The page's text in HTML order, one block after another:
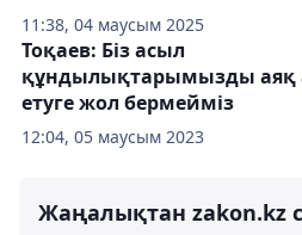
11:38, 04 маусым 2025
12:04, 05 маусым 2023
Тоқаев: Біз асыл
құндылықтарымызды аяқ
етуге жол бермейміз
Жаңалықтан zakon.kz